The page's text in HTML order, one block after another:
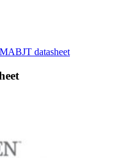
datasheet